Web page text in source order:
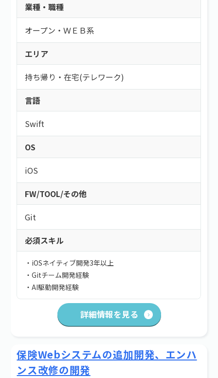
業種・職種
オープン・ＷＥＢ系
エリア
持ち帰り・在宅(テレワーク)
言語
Swift
OS
iOS
FW/TOOL/その他
Git
必須スキル
・iOSネイティブ開発3年以上
・Gitチーム開発経験
・AI駆動開発経験
詳細情報を見る
保険Webシステムの追加開発、エンハ
ンス改修の開発